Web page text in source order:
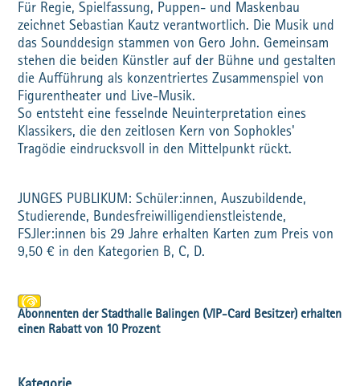
Für Regie, Spielfassung, Puppen- und Maskenbau
zeichnet Sebastian Kautz verantwortlich. Die Musik und
das Sounddesign stammen von Gero John. Gemeinsam
stehen die beiden Künstler auf der Bühne und gestalten
die Aufführung als konzentriertes Zusammenspiel von
Figurentheater und Live-Musik.
So entsteht eine fesselnde Neuinterpretation eines
Klassikers, die den zeitlosen Kern von Sophokles'
Tragödie eindrucksvoll in den Mittelpunkt rückt.
JUNGES PUBLIKUM: Schüler:innen, Auszubildende,
Studierende, Bundesfreiwilligendienstleistende,
FSJler:innen bis 29 Jahre erhalten Karten zum Preis von
9,50 € in den Kategorien B, C, D.